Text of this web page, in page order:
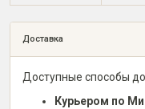
Доставка
Доступные способы
Курьером по